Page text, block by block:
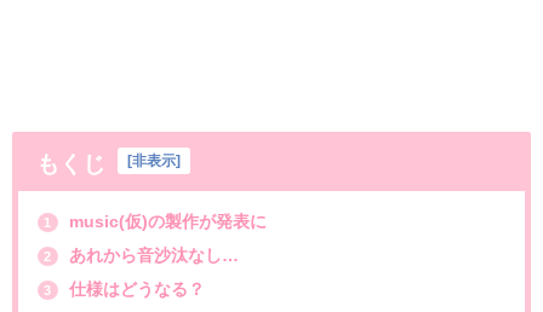
もくじ 非表示
1 music(仮)の製作が発表に
2 あれから音沙汰なし…
3 仕様はどうなる？